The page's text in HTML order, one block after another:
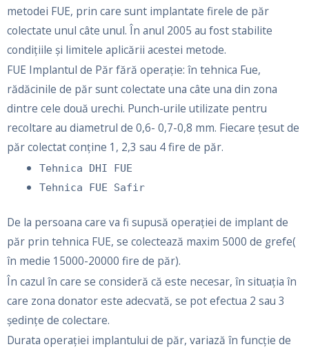
metodei FUE, prin care sunt implantate firele de păr
colectate unul câte unul. În anul 2005 au fost stabilite
condițiile şi limitele aplicării acestei metode.
FUE Implantul de Păr fără operație: în tehnica Fue,
rădăcinile de păr sunt colectate una câte una din zona
dintre cele două urechi. Punch-urile utilizate pentru
recoltare au diametrul de 0,6- 0,7-0,8 mm. Fiecare țesut de
păr colectat conține 1, 2,3 sau 4 fire de păr.
Tehnica DHI FUE
Tehnica FUE Safir
De la persoana care va fi supusă operației de implant de
păr prin tehnica FUE, se colectează maxim 5000 de grefe(
în medie 15000-20000 fire de păr).
În cazul în care se consideră că este necesar, în situația în
care zona donator este adecvată, se pot efectua 2 sau 3
ședințe de colectare.
Durata operației implantului de păr, variază în funcție de